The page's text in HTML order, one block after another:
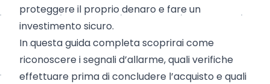
proteggere il proprio denaro e fare un
investimento sicuro.
In questa guida completa scoprirai come
riconoscere i segnali d’allarme, quali verifiche
effettuare prima di concludere l’acquisto e quali